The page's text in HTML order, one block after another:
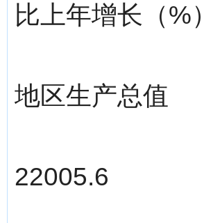
比上年增长（%）
地区生产总值
22005.6